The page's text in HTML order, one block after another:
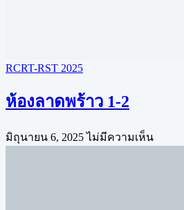
RCRT-RST 2025
ห้องลาดพร้าว 1-2
มิถุนายน 6, 2025ไม่มีความเห็น